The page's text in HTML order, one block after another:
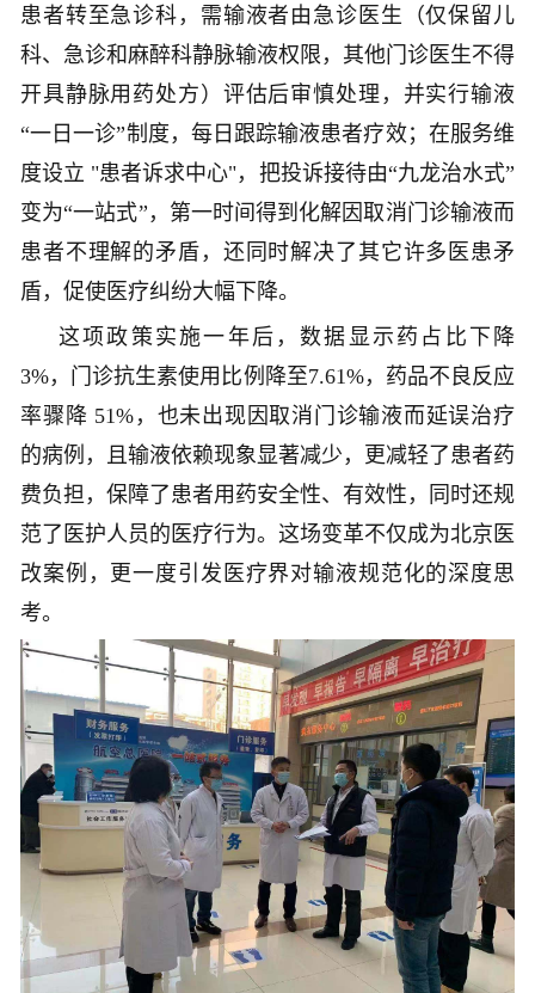
患者转至急诊科，需输液者由急诊医生（仅保留儿
科、急诊和麻醉科静脉输液权限，其他门诊医生不得
开具静脉用药处方）评估后审慎处理，并实行输液
“一日一诊”制度，每日跟踪输液患者疗效；在服务维
度设立 "患者诉求中心"，把投诉接待由“九龙治水式”
变为“一站式”，第一时间得到化解因取消门诊输液而
患者不理解的矛盾，还同时解决了其它许多医患矛
盾，促使医疗纠纷大幅下降。
这项政策实施一年后，数据显示药占比下降
3%，门诊抗生素使用比例降至7.61%，药品不良反应
率骤降 51%，也未出现因取消门诊输液而延误治疗
的病例，且输液依赖现象显著减少，更减轻了患者药
费负担，保障了患者用药安全性、有效性，同时还规
范了医护人员的医疗行为。这场变革不仅成为北京医
改案例，更一度引发医疗界对输液规范化的深度思
考。